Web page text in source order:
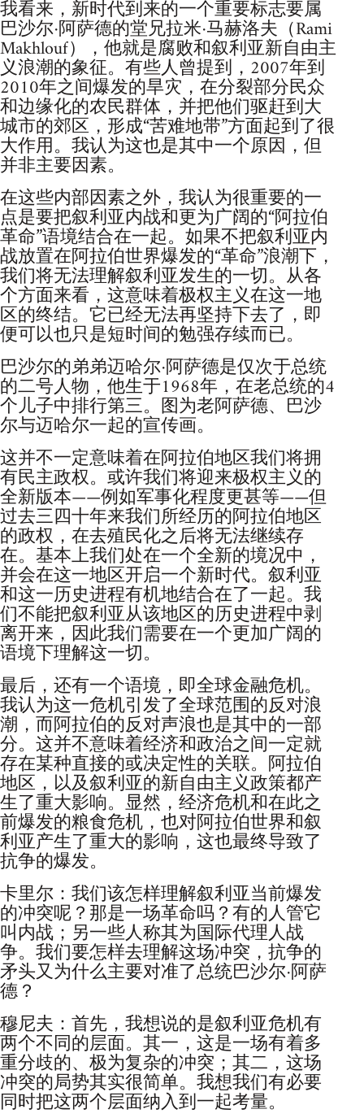
我看来，新时代到来的一个重要标志要属
巴沙尔·阿萨德的堂兄拉米·马赫洛夫（Rami
Makhlouf），他就是腐败和叙利亚新自由主
义浪潮的象征。有些人曾提到，2007年到
2010年之间爆发的旱灾，在分裂部分民众
和边缘化的农民群体，并把他们驱赶到大
城市的郊区，形成“苦难地带”方面起到了很
大作用。我认为这也是其中一个原因，但
并非主要因素。
在这些内部因素之外，我认为很重要的一
点是要把叙利亚内战和更为广阔的“阿拉伯
革命”语境结合在一起。如果不把叙利亚内
战放置在阿拉伯世界爆发的“革命”浪潮下，
我们将无法理解叙利亚发生的一切。从各
个方面来看，这意味着极权主义在这一地
区的终结。它已经无法再坚持下去了，即
便可以也只是短时间的勉强存续而已。
巴沙尔的弟弟迈哈尔·阿萨德是仅次于总统
的二号人物，他生于1968年，在老总统的4
个儿子中排行第三。图为老阿萨德、巴沙
尔与迈哈尔一起的宣传画。
这并不一定意味着在阿拉伯地区我们将拥
有民主政权。或许我们将迎来极权主义的
全新版本——例如军事化程度更甚等——但
过去三四十年来我们所经历的阿拉伯地区
的政权，在去殖民化之后将无法继续存
在。基本上我们处在一个全新的境况中，
并会在这一地区开启一个新时代。叙利亚
和这一历史进程有机地结合在了一起。我
们不能把叙利亚从该地区的历史进程中剥
离开来，因此我们需要在一个更加广阔的
语境下理解这一切。
最后，还有一个语境，即全球金融危机。
我认为这一危机引发了全球范围的反对浪
潮，而阿拉伯的反对声浪也是其中的一部
分。这并不意味着经济和政治之间一定就
存在某种直接的或决定性的关联。阿拉伯
地区，以及叙利亚的新自由主义政策都产
生了重大影响。显然，经济危机和在此之
前爆发的粮食危机，也对阿拉伯世界和叙
利亚产生了重大的影响，这也最终导致了
抗争的爆发。
卡里尔：我们该怎样理解叙利亚当前爆发
的冲突呢？那是一场革命吗？有的人管它
叫内战；另一些人称其为国际代理人战
争。我们要怎样去理解这场冲突，抗争的
矛头又为什么主要对准了总统巴沙尔·阿萨
德？
穆尼夫：首先，我想说的是叙利亚危机有
两个不同的层面。其一，这是一场有着多
重分歧的、极为复杂的冲突；其二，这场
冲突的局势其实很简单。我想我们有必要
同时把这两个层面纳入到一起考量。